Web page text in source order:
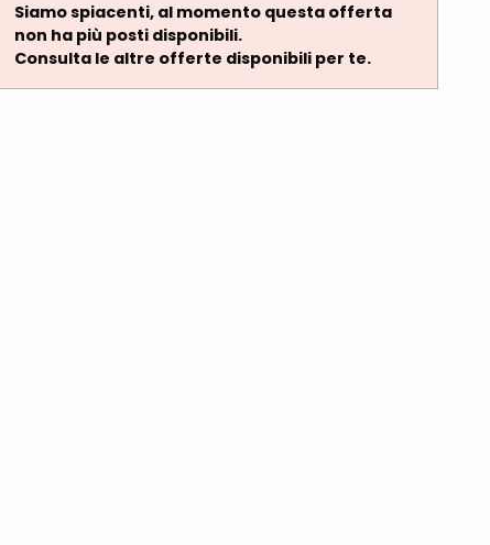
Siamo spiacenti, al momento questa offerta
non ha più posti disponibili.
Consulta le altre offerte disponibili per te.